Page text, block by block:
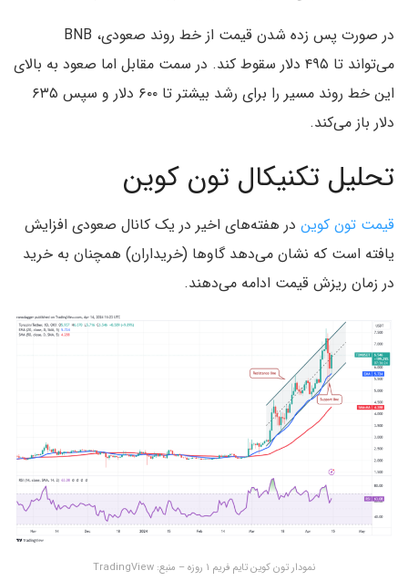
در صورت پس زده شدن قیمت از خط روند صعودی، BNB
می‌تواند تا ۴۹۵ دلار سقوط کند. در سمت مقابل اما صعود به بالای
این خط روند مسیر را برای رشد بیشتر تا ۶۰۰ دلار و سپس ۶۳۵
دلار باز می‌کند.
تحلیل تکنیکال تون کوین
قیمت تون کوین در هفته‌های اخیر در یک کانال صعودی افزایش
یافته است که نشان می‌دهد گاوها (خریداران) همچنان به خرید
در زمان ریزش قیمت ادامه می‌دهند.
نمودار تون کوین تایم فریم ۱ روزه – منبع: TradingView